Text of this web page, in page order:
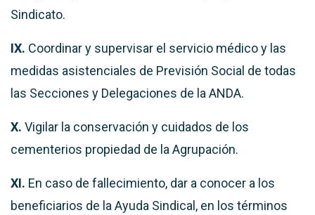
Sindicato.
IX. Coordinar y supervisar el servicio médico y las
medidas asistenciales de Previsión Social de todas
las Secciones y Delegaciones de la ANDA.
X. Vigilar la conservación y cuidados de los
cementerios propiedad de la Agrupación.
XI. En caso de fallecimiento, dar a conocer a los
beneficiarios de la Ayuda Sindical, en los términos